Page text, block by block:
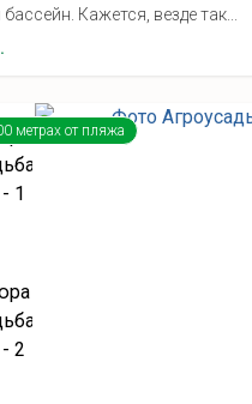
Кажется, везде так...
метрах от пляжа